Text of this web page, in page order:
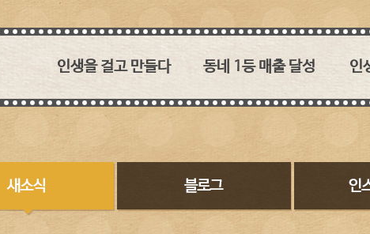
인생을 걸고 만들다
흉내낼 수 없는
동네 1등 매출 달성
레드오션에서 퍼플오션을
인
농